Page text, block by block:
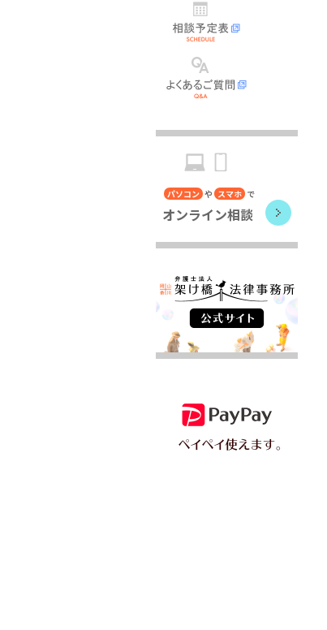
あ
る
問
パソコン や スマホ で
オンライン相談